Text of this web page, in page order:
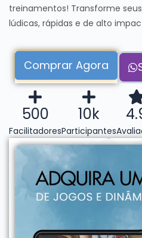
treinamentos! Transforme
lúdicas, rápidas e de alto
Comprar Agora
500
Facilitadores
10k
Participantes